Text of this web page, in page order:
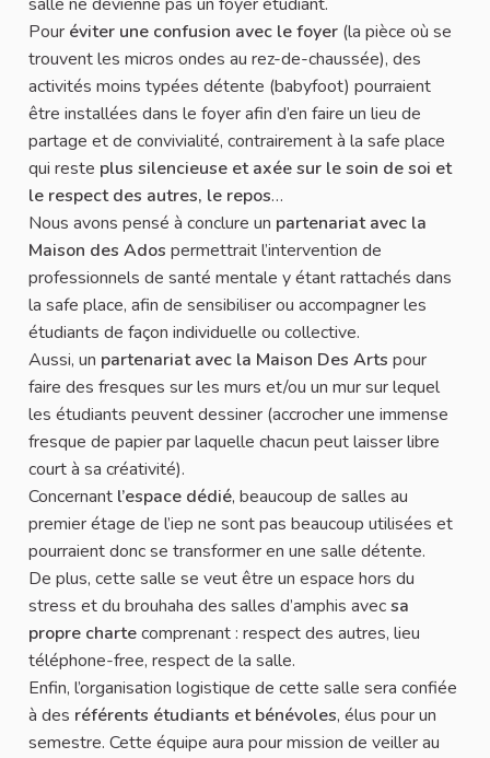
Pour éviter une confusion avec le foyer (la pièce où se
trouvent les micros ondes au rez-de-chaussée), des
activités moins typées détente (babyfoot) pourraient
être installées dans le foyer afin d’en faire un lieu de
partage et de convivialité, contrairement à la safe place
qui reste plus silencieuse et axée sur le soin de soi et
le respect des autres, le repos…
Nous avons pensé à conclure un partenariat avec la
Maison des Ados permettrait l’intervention de
professionnels de santé mentale y étant rattachés dans
la safe place, afin de sensibiliser ou accompagner les
étudiants de façon individuelle ou collective.
Aussi, un partenariat avec la Maison Des Arts pour
faire des fresques sur les murs et/ou un mur sur lequel
les étudiants peuvent dessiner (accrocher une immense
fresque de papier par laquelle chacun peut laisser libre
court à sa créativité).
Concernant l’espace dédié, beaucoup de salles au
premier étage de l’iep ne sont pas beaucoup utilisées et
pourraient donc se transformer en une salle détente.
De plus, cette salle se veut être un espace hors du
stress et du brouhaha des salles d’amphis avecsa
propre chartecomprenant : respect des autres, lieu
téléphone-free, respect de la salle.
Enfin, l’organisation logistique de cette salle sera confiée
à des référents étudiants et bénévoles, élus pour un
semestre. Cette équipe aura pour mission de veiller au